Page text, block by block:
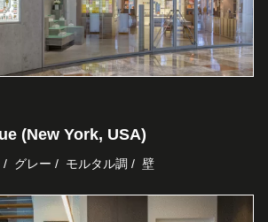
(New York, USA)
グレー モルタル調 壁